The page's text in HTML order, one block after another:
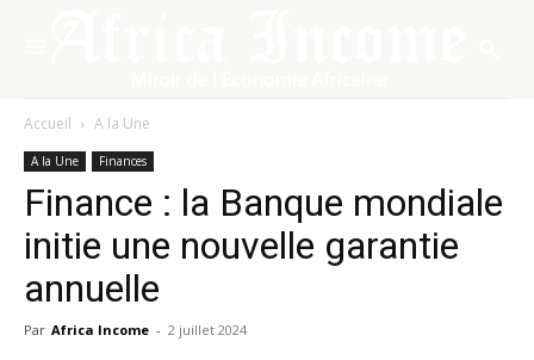
Accueil A la Une
A la Une Finances
Finance : la Banque mondiale
initie une nouvelle garantie
annuelle
Par Africa Income - 2 juillet 2024